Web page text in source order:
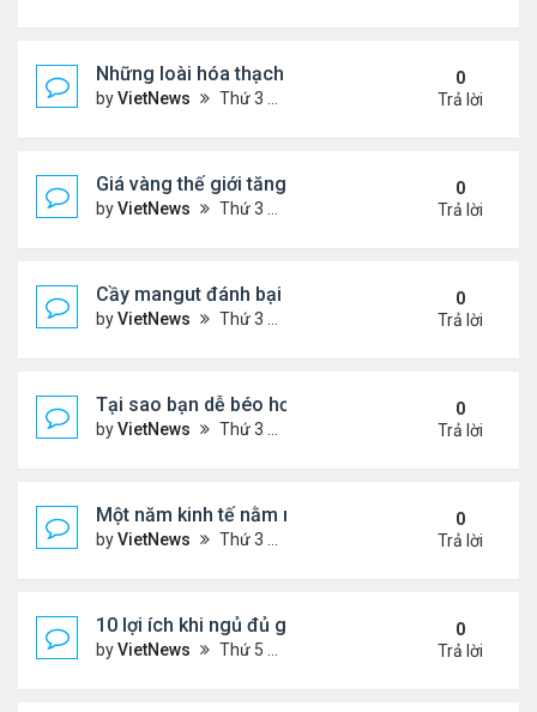
Những loài hóa thạch sống tồn tại lâu nhất trên
byVietNews Thứ 3 Tháng 12 13, 2022 11:11 am
0
Trả lời
Giá vàng thế giới tăng thẳng đứng
byVietNews Thứ 3 Tháng 12 13, 2022 10:54 am
0
Trả lời
Cầy mangut đánh bại rắn mamba đen
byVietNews Thứ 3 Tháng 12 13, 2022 10:50 am
0
Trả lời
Tại sao bạn dễ béo hơn vào mùa đông?
byVietNews Thứ 3 Tháng 12 13, 2022 10:42 am
0
Trả lời
Một năm kinh tế nằm ngoài dự liệu của Fed
byVietNews Thứ 3 Tháng 12 13, 2022 10:35 am
0
Trả lời
10 lợi ích khi ngủ đủ giấc
byVietNews Thứ 5 Tháng 12 08, 2022 5:04 pm
0
Trả lời